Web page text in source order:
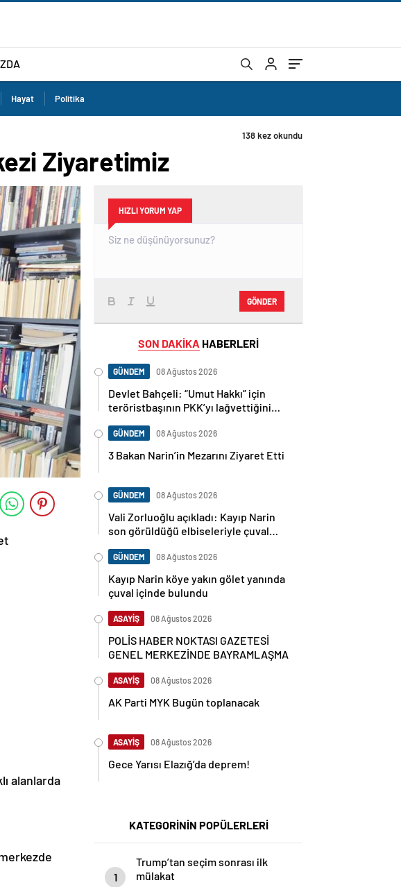
Hayat Politika
Ziyaretimiz
alanlarda
HIZLI YORUM YAP
GÖNDER
SON DAKİKA HABERLERİ
GÜNDEM 08 Ağustos 2026
Devlet Bahçeli: “Umut Hakkı” için
teröristbaşının PKK’yı lağvettiğini
GÜNDEM 08 Ağustos 2026
3 Bakan Narin’in Mezarını Ziyaret Etti
GÜNDEM 08 Ağustos 2026
Vali Zorluoğlu açıkladı: Kayıp Narin
son görüldüğü elbiseleriyle çuval
GÜNDEM 08 Ağustos 2026
Kayıp Narin köye yakın gölet yanında
çuval içinde bulundu
ASAYİŞ 08 Ağustos 2026
POLİS HABER NOKTASI GAZETESİ
GENEL MERKEZİNDE BAYRAMLAŞMA
ASAYİŞ 08 Ağustos 2026
AK Parti MYK Bugün toplanacak
ASAYİŞ 08 Ağustos 2026
Gece Yarısı Elazığ’da deprem!
KATEGORİNİN POPÜLERLERİ
1
Trump’tan seçim sonrası ilk
mülakat